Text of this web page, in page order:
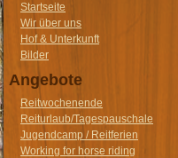
Startseite
Wir über uns
Hof & Unterkunft
Bilder
Angebote
Reitwochenende
Reiturlaub/Tagespauschale
Jugendcamp / Reitferien
Working for horse riding